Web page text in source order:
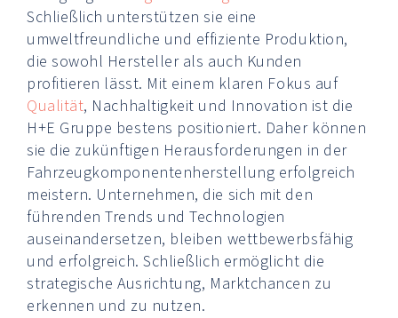
Schließlich unterstützen sie eine
umweltfreundliche und effiziente Produktion,
die sowohl Hersteller als auch Kunden
profitieren lässt. Mit einem klaren Fokus auf
Qualität, Nachhaltigkeit und Innovation ist die
H+E Gruppe bestens positioniert. Daher können
sie die zukünftigen Herausforderungen in der
Fahrzeugkomponentenherstellung erfolgreich
meistern. Unternehmen, die sich mit den
führenden Trends und Technologien
auseinandersetzen, bleiben wettbewerbsfähig
und erfolgreich. Schließlich ermöglicht die
strategische Ausrichtung, Marktchancen zu
erkennen und zu nutzen.